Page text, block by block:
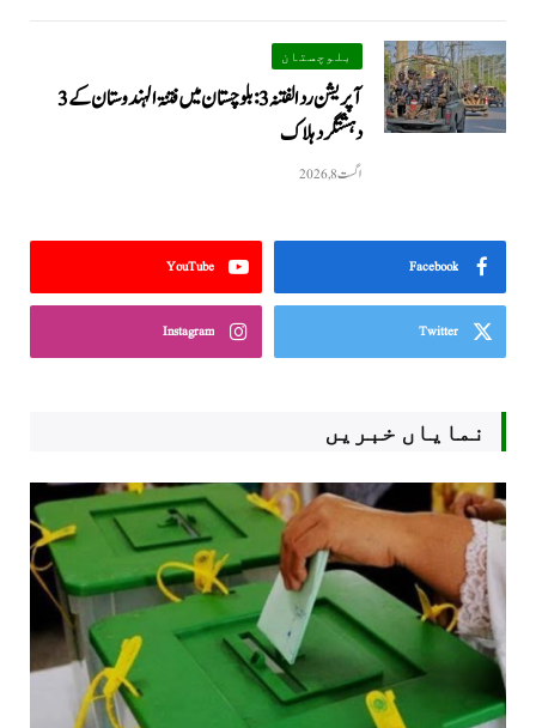
بلوچستان
آپریشن رد الفتنہ 3: بلوچستان میں فتنۃ الہندوستان کے 3
دہشتگرد ہلاک
اگست 8, 2026
Facebook
YouTube
Twitter
Instagram
نمایاں خبریں